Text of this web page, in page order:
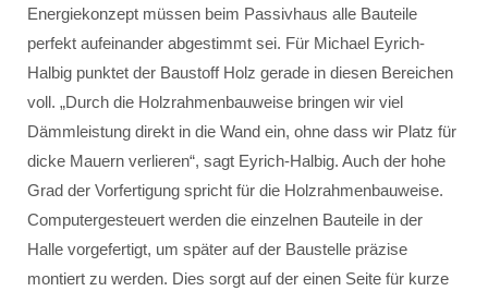
Energiekonzept müssen beim Passivhaus alle Bauteile
perfekt aufeinander abgestimmt sei. Für Michael Eyrich-
Halbig punktet der Baustoff Holz gerade in diesen Bereichen
voll. „Durch die Holzrahmenbauweise bringen wir viel
Dämmleistung direkt in die Wand ein, ohne dass wir Platz für
dicke Mauern verlieren“, sagt Eyrich-Halbig. Auch der hohe
Grad der Vorfertigung spricht für die Holzrahmenbauweise.
Computergesteuert werden die einzelnen Bauteile in der
Halle vorgefertigt, um später auf der Baustelle präzise
montiert zu werden. Dies sorgt auf der einen Seite für kurze